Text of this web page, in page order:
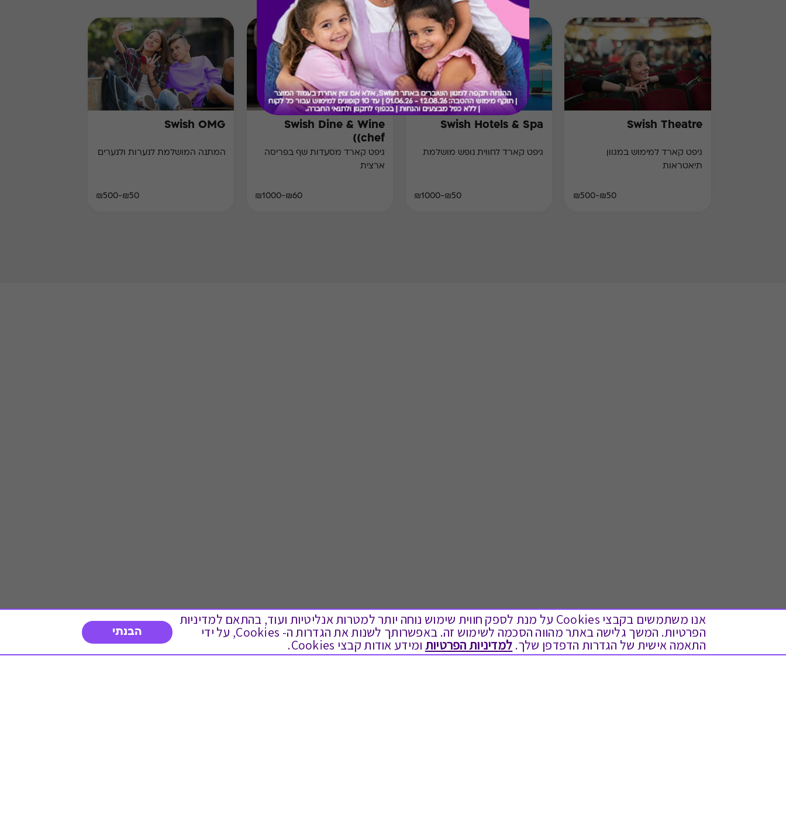
Swish Theatre
גיפט קארד למימוש במגוון
תיאטראות
₪50-₪500
Swish Hotels & Spa
גיפט קארד לחווית נופש מושלמת
₪50-₪1000
Swish Dine & Wine
(chef)
גיפט קארד מסעדות שף בפריסה
ארצית
₪60-₪1000
Swish OMG
המתנה המושלמת לנערות ולנערים
₪50-₪500
אנו משתמשים בקבצי Cookies על מנת לספק חווית שימוש נוחה יותר למטרות אנליטיות ועוד, בהתאם למדיניות
הפרטיות. המשך גלישה באתר מהווה הסכמה לשימוש זה. באפשרותך לשנות את הגדרות ה- Cookies, על ידי
התאמה אישית של הגדרות הדפדפן שלך. למדיניות הפרטיות ומידע אודות קבצי Cookies.
הבנתי